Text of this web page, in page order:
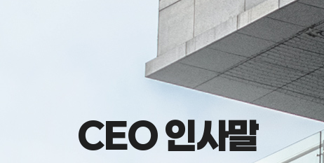
CEO 인사말